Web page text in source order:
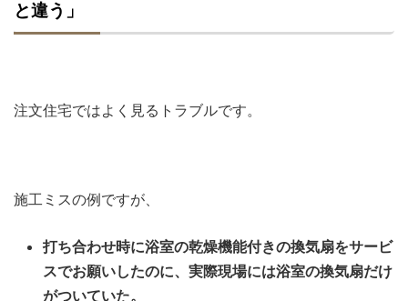
と違う」
注文住宅ではよく見るトラブルです。
施工ミスの例ですが、
打ち合わせ時に浴室の乾燥機能付きの換気扇をサービ
スでお願いしたのに、実際現場には浴室の換気扇だけ
がついていた。